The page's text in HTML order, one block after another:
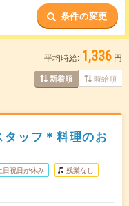
条件の変更
平均時給: 1,336 円
新着順 時給順
ッフ＊料理のお
日祝日が休み 残業なし